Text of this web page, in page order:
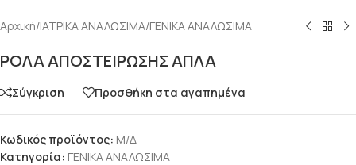
Αρχική/ΙΑΤΡΙΚΑ ΑΝΑΛΩΣΙΜΑ/ΓΕΝΙΚΑ ΑΝΑΛΩΣΙΜΑ
ΡΟΛΑ ΑΠΟΣΤΕΙΡΩΣΗΣ ΑΠΛΑ
Σύγκριση Προσθήκη στα αγαπημένα
Κωδικός προϊόντος: Μ/Δ
Κατηγορία: ΓΕΝΙΚΑ ΑΝΑΛΩΣΙΜΑ